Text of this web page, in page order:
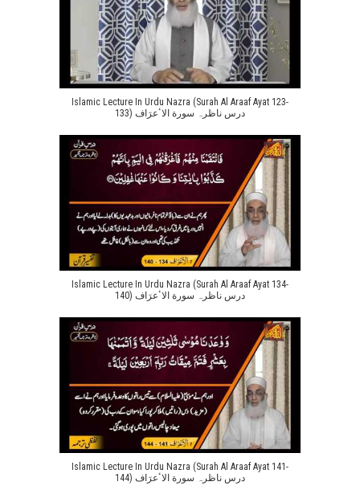
Islamic Lecture In Urdu Nazra (Surah Al Araaf Ayat 123-
133) درس ناظرہ سورة الاٴعرَاف
Islamic Lecture In Urdu Nazra (Surah Al Araaf Ayat 134-
140) درس ناظرہ سورة الاٴعرَاف
Islamic Lecture In Urdu Nazra (Surah Al Araaf Ayat 141-
144) درس ناظرہ سورة الاٴعرَاف